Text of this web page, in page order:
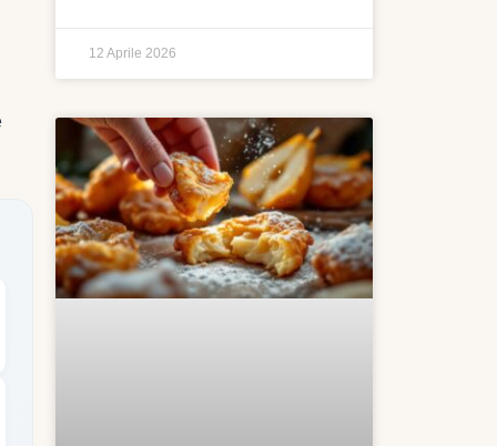
12 Aprile 2026